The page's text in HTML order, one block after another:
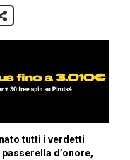
tutti i verdetti
d’onore,